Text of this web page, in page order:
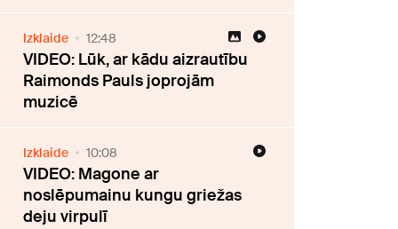
Izklaide 12:48
VIDEO: Lūk, ar kādu aizrautību
Raimonds Pauls joprojām
muzicē
Izklaide 10:08
VIDEO: Magone ar
noslēpumainu kungu griežas
deju virpulī